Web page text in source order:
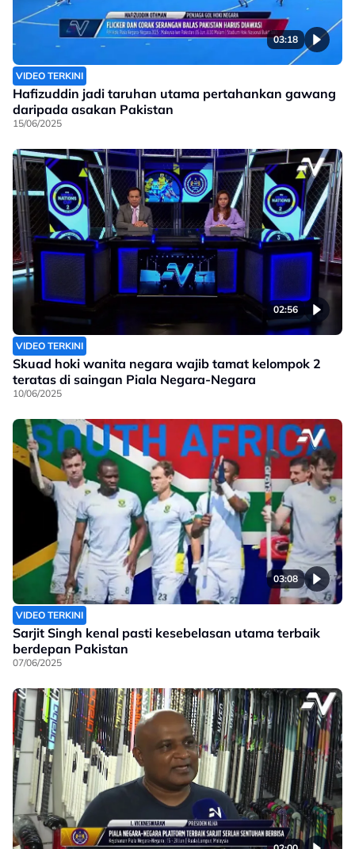
03:18
VIDEO TERKINI
Hafizuddin jadi taruhan utama pertahankan gawang
daripada asakan Pakistan
15/06/2025
02:56
VIDEO TERKINI
Skuad hoki wanita negara wajib tamat kelompok 2
teratas di saingan Piala Negara-Negara
10/06/2025
03:08
VIDEO TERKINI
Sarjit Singh kenal pasti kesebelasan utama terbaik
berdepan Pakistan
07/06/2025